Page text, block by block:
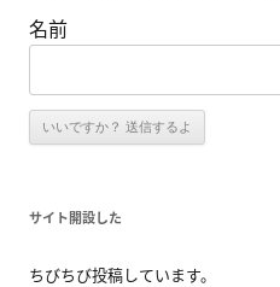
名前
サイト開設した
ちびちび投稿しています。